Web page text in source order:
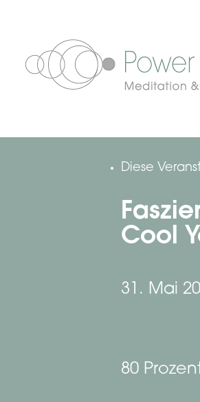
Diese
Cool
31. Mai
80